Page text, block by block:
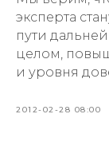
эксперта
пути
целом,
и уровня
2012-02-28 08:00